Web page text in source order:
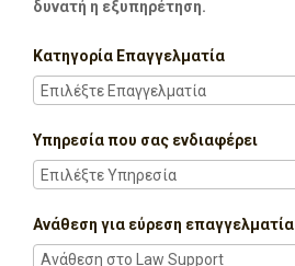
δυνατή η εξυπηρέτηση.
Κατηγορία Επαγγελματία
Υπηρεσία που σας ενδιαφέρει
Ανάθεση για εύρεση επαγγελματία